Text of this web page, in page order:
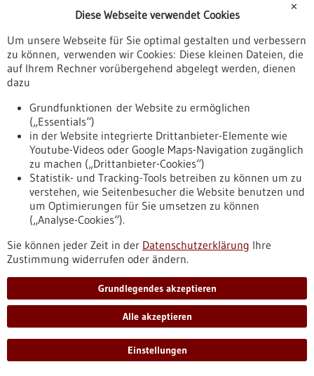
https://www.bio-
pro.de/datenbanken/foerderungen/foerderung-von-
transferhubs-im-rahmen-des-programms-transferinitiative-
fst-forschung-ausgruendungen-skalierung-transfer
Förderung
Beratungsgutscheine Gesundheitswirtschaft
Asien
Förderprogramm,Förderung durch:Bundesministerium für
Wirtschaft und Energie
https://www.gesundheitsindustrie-
bw.de/datenbank/foerderungen/beratungsgutscheine-
Förderung
Beratungsgutscheine Gesundheitswirtschaft
Förderprogramm,Förderung durch:Bundesministerium für
✕
Diese Webseite verwendet Cookies
Um unsere Webseite für Sie optimal gestalten und verbessern
zu können, verwenden wir Cookies: Diese kleinen Dateien, die
auf Ihrem Rechner vorübergehend abgelegt werden, dienen
dazu
Grundfunktionen der Website zu ermöglichen
(„Essentials“)
in der Website integrierte Drittanbieter-Elemente wie
Youtube-Videos oder Google Maps-Navigation zugänglich
zu machen („Drittanbieter-Cookies“)
Statistik- und Tracking-Tools betreiben zu können um zu
verstehen, wie Seitenbesucher die Website benutzen und
um Optimierungen für Sie umsetzen zu können
(„Analyse-Cookies“).
Sie können jeder Zeit in der Datenschutzerklärung Ihre
Zustimmung widerrufen oder ändern.
Grundlegendes akzeptieren
Alle akzeptieren
Einstellungen